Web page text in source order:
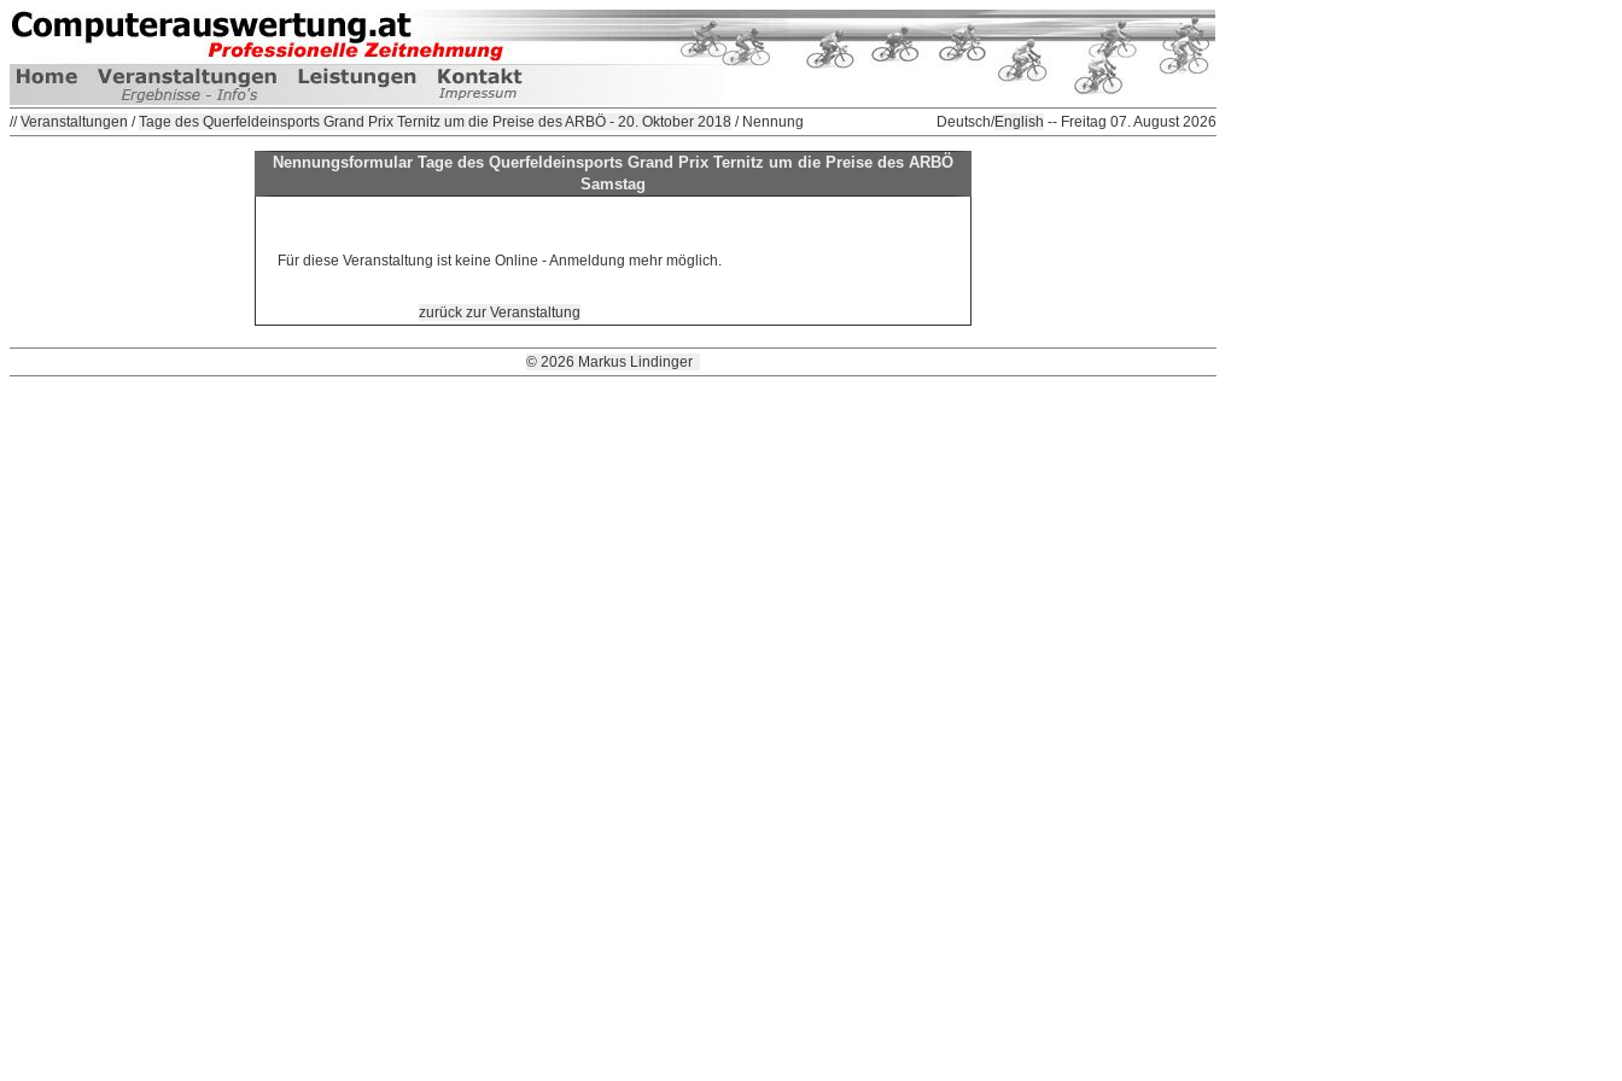
//Veranstaltungen /Tage des Querfeldeinsports Grand Prix Ternitz um die Preise des ARBÖ - 20. Oktober 2018 / Nennung Deutsch/English -- Freitag 07. August 2026
Nennungsformular Tage des Querfeldeinsports Grand Prix Ternitz um die Preise des ARBÖ
Samstag
Für diese Veranstaltung ist keine Online - Anmeldung mehr möglich.
zurück zur Veranstaltung
© 2026 Markus Lindinger